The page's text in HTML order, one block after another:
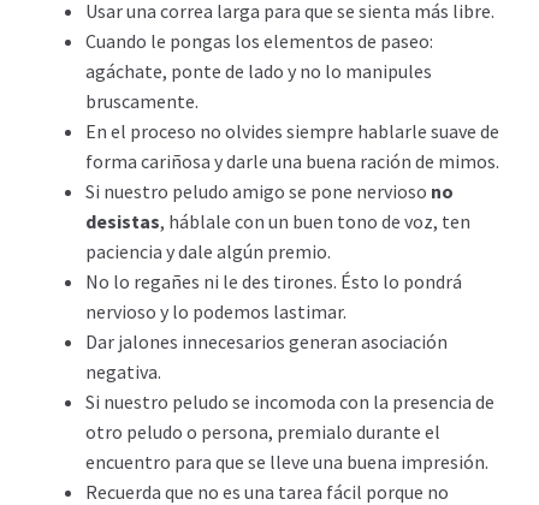
Usar una correa larga para que se sienta más libre.
Cuando le pongas los elementos de paseo:
agáchate, ponte de lado y no lo manipules
bruscamente.
En el proceso no olvides siempre hablarle suave de
forma cariñosa y darle una buena ración de mimos.
Si nuestro peludo amigo se pone nervioso no
desistas, háblale con un buen tono de voz, ten
paciencia y dale algún premio.
No lo regañes ni le des tirones. Ésto lo pondrá
nervioso y lo podemos lastimar.
Dar jalones innecesarios generan asociación
negativa.
Si nuestro peludo se incomoda con la presencia de
otro peludo o persona, premialo durante el
encuentro para que se lleve una buena impresión.
Recuerda que no es una tarea fácil porque no